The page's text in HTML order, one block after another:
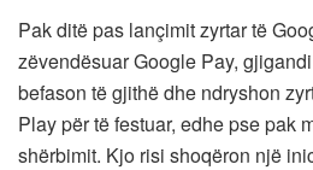
Pak ditë pas lançimit zyrtar të
zëvendësuar Google Pay,
befason të gjithë dhe ndryshon
Play për të festuar, edhe pse pak
shërbimit. Kjo risi shoqëron një